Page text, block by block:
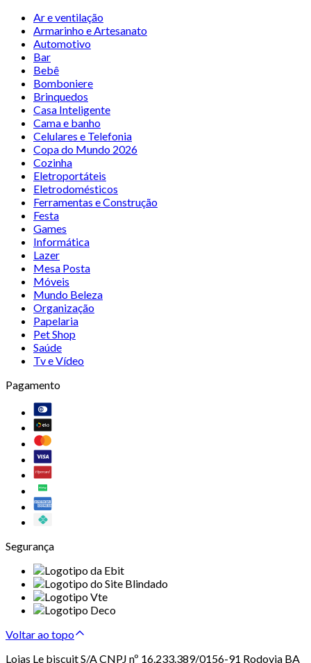
Ar e ventilação
Armarinho e Artesanato
Automotivo
Bar
Bebê
Bomboniere
Brinquedos
Casa Inteligente
Cama e banho
Celulares e Telefonia
Copa do Mundo 2026
Cozinha
Eletroportáteis
Eletrodomésticos
Ferramentas e Construção
Festa
Games
Informática
Lazer
Mesa Posta
Móveis
Mundo Beleza
Organização
Papelaria
Pet Shop
Saúde
Tv e Vídeo
Pagamento
Segurança
Voltar ao topo
Lojas Le biscuit S/A CNPJ nº 16.233.389/0156-91 Rodovia BA